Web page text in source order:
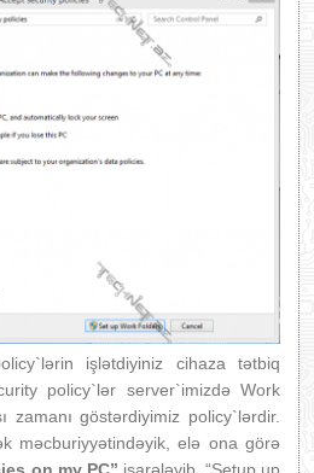
işlətdiyiniz cihaza tətbiq
policy`lər server`imizdə Work
zamanı göstərdiyimiz policy`lərdir.
məcburiyyətindəyik, elə ona görə